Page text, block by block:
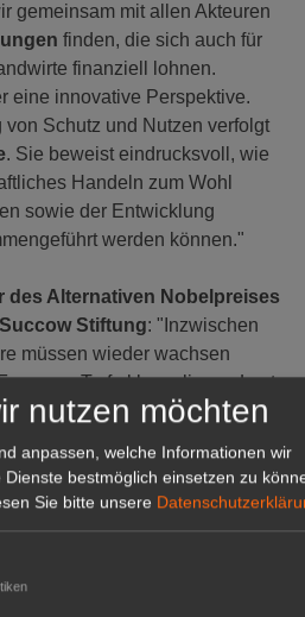
gemeinsam mit allen Akteuren
finden, die sich auch für
finanziell lohnen.
eine innovative Perspektive.
Schutz und Nutzen verfolgt
. Sie beweist eindrucksvoll, wie
Handeln zum Wohl
sowie der Entwicklung
werden können."
des Alternativen Nobelpreises
Stiftung: "Inzwischen
müssen wieder wachsen
von Torf akkumulieren, Last-
als große
können. Insbesondere bei
auch das Sernitz-Gebiet zählt,
Biomasse
weidende Tiere oder Mahd
freue mich, dass wir in der
Partner haben, um das
nutzen möchten
anpassen, welche Informationen wir
bestmöglich einsetzen zu
Sie bitte unsere